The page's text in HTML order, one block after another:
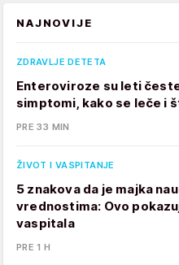
NAJNOVIJE
ZDRAVLJE DETETA
Enteroviroze su leti
simptomi, kako se leče i
PRE 33 MIN
ŽIVOT I VASPITANJE
5 znakova da je majka
vrednostima: Ovo
vaspitala
PRE 1 H